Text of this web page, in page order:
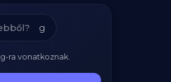
g
g-ra vonatkoznak.